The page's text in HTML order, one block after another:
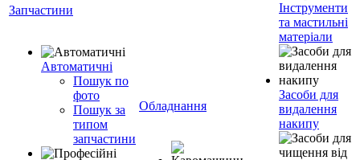
Запчастини
Автоматичні
Пошук по
фото
Пошук за
типом
запчастини
Обладнання
Інструменти
та мастильні
матеріали
Засоби для
видалення
накипу